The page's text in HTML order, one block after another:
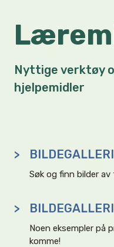
Nyttige verktøy
hjelpemidler
>
Søk og finn bilder
>
Noen eksempler på
komme!